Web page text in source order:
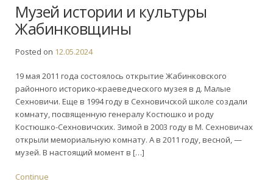
Музей истории и культуры
Жабинковщины
Posted on 12.05.2024
19 мая 2011 года состоялось открытие Жабинковского
районного историко-краеведческого музея в д. Малые
Сехновичи. Еще в 1994 году в Сехновичской школе создали
комнату, посвященную генералу Костюшко и роду
Костюшко-Сехновичских. Зимой в 2003 году в М. Сехновичах
открыли мемориальную комнату. А в 2011 году, весной, —
музей. В настоящий момент в […]
Continue